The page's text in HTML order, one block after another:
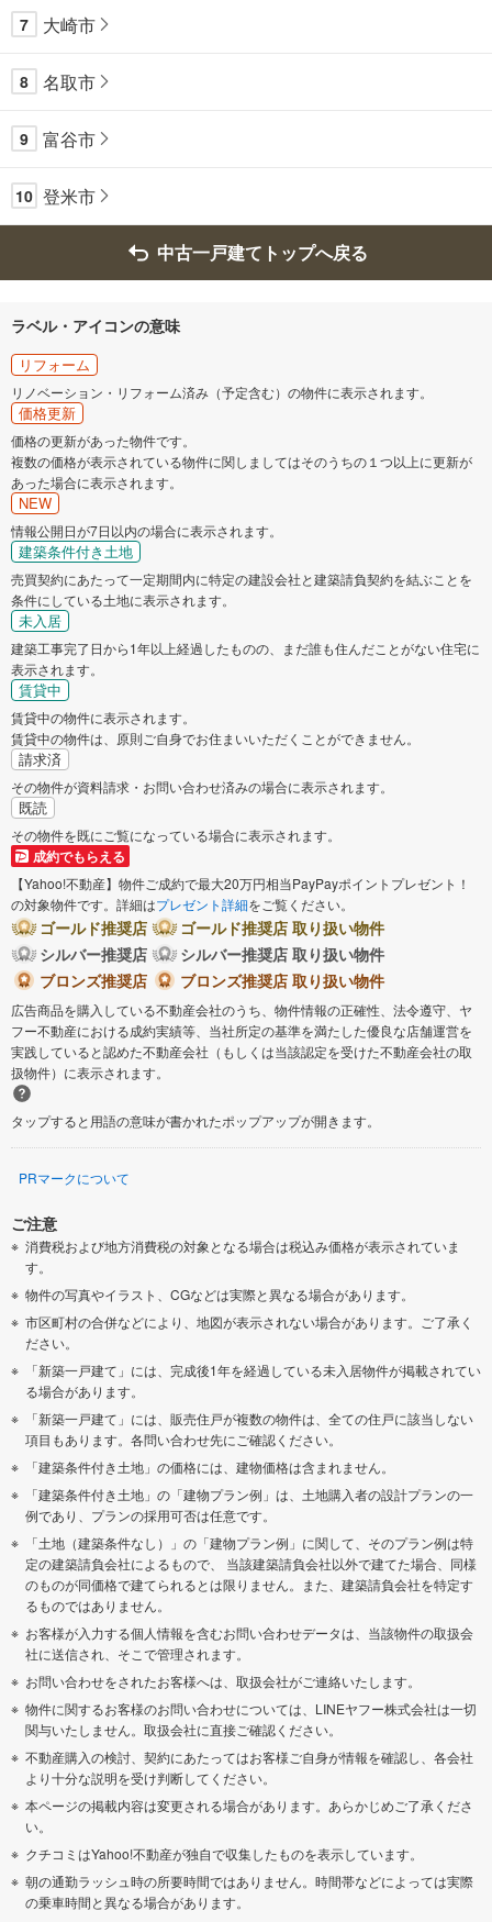
7 大崎市
8 名取市
9 富谷市
10 登米市
中古一戸建てトップへ戻る
ラベル・アイコンの意味
リフォーム
リノベーション・リフォーム済み（予定含む）の物件に表示されます。
価格更新
価格の更新があった物件です。
複数の価格が表示されている物件に関しましてはそのうちの１つ以上に更新が
あった場合に表示されます。
NEW
情報公開日が7日以内の場合に表示されます。
建築条件付き土地
売買契約にあたって一定期間内に特定の建設会社と建築請負契約を結ぶことを
条件にしている土地に表示されます。
未入居
建築工事完了日から1年以上経過したものの、まだ誰も住んだことがない住宅に
表示されます。
賃貸中
賃貸中の物件に表示されます。
賃貸中の物件は、原則ご自身でお住まいいただくことができません。
請求済
その物件が資料請求・お問い合わせ済みの場合に表示されます。
既読
その物件を既にご覧になっている場合に表示されます。
成約でもらえる
【Yahoo!不動産】物件ご成約で最大20万円相当PayPayポイントプレゼント！
の対象物件です。詳細はプレゼント詳細をご覧ください。
ゴールド推奨店
ゴールド推奨店 取り扱い物件
シルバー推奨店
シルバー推奨店 取り扱い物件
ブロンズ推奨店
ブロンズ推奨店 取り扱い物件
広告商品を購入している不動産会社のうち、物件情報の正確性、法令遵守、ヤ
フー不動産における成約実績等、当社所定の基準を満たした優良な店舗運営を
実践していると認めた不動産会社（もしくは当該認定を受けた不動産会社の取
扱物件）に表示されます。
タップすると用語の意味が書かれたポップアップが開きます。
PRマークについて
ご注意
消費税および地方消費税の対象となる場合は税込み価格が表示されていま
す。
物件の写真やイラスト、CGなどは実際と異なる場合があります。
市区町村の合併などにより、地図が表示されない場合があります。ご了承く
ださい。
「新築一戸建て」には、完成後1年を経過している未入居物件が掲載されてい
る場合があります。
「新築一戸建て」には、販売住戸が複数の物件は、全ての住戸に該当しない
項目もあります。各問い合わせ先にご確認ください。
「建築条件付き土地」の価格には、建物価格は含まれません。
「建築条件付き土地」の「建物プラン例」は、土地購入者の設計プランの一
例であり、プランの採用可否は任意です。
「土地（建築条件なし）」の「建物プラン例」に関して、そのプラン例は特
定の建築請負会社によるもので、 当該建築請負会社以外で建てた場合、同様
のものが同価格で建てられるとは限りません。また、建築請負会社を特定す
るものではありません。
お客様が入力する個人情報を含むお問い合わせデータは、当該物件の取扱会
社に送信され、そこで管理されます。
お問い合わせをされたお客様へは、取扱会社がご連絡いたします。
物件に関するお客様のお問い合わせについては、LINEヤフー株式会社は一切
関与いたしません。取扱会社に直接ご確認ください。
不動産購入の検討、契約にあたってはお客様ご自身が情報を確認し、各会社
より十分な説明を受け判断してください。
本ページの掲載内容は変更される場合があります。あらかじめご了承くださ
い。
クチコミはYahoo!不動産が独自で収集したものを表示しています。
朝の通勤ラッシュ時の所要時間ではありません。時間帯などによっては実際
の乗車時間と異なる場合があります。